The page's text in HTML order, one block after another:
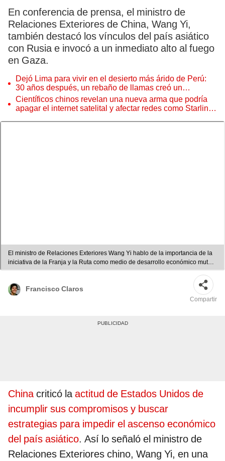
En conferencia de prensa, el ministro de
Relaciones Exteriores de China, Wang Yi,
también destacó los vínculos del país asiático
con Rusia e invocó a un inmediato alto al fuego
en Gaza.
Dejó Lima para vivir en el desierto más árido de Perú:
30 años después, un rebaño de llamas creó un
sorprendente ecosistema
Científicos chinos revelan una nueva arma que podría
apagar el internet satelital y afectar redes como Starlink
El ministro de Relaciones Exteriores Wang Yi hablo de la importancia de la
iniciativa de la Franja y la Ruta como medio de desarrollo económico mutuo
entre los países participantes. Foto: composición LR/Francisco Claros/La
Francisco Claros
Compartir
Chinacriticó laactitud de Estados Unidos de
incumplir sus compromisos y buscar
estrategias para impedir el ascenso económico
del país asiático. Así lo señaló el ministro de
Relaciones Exteriores chino, Wang Yi, en una